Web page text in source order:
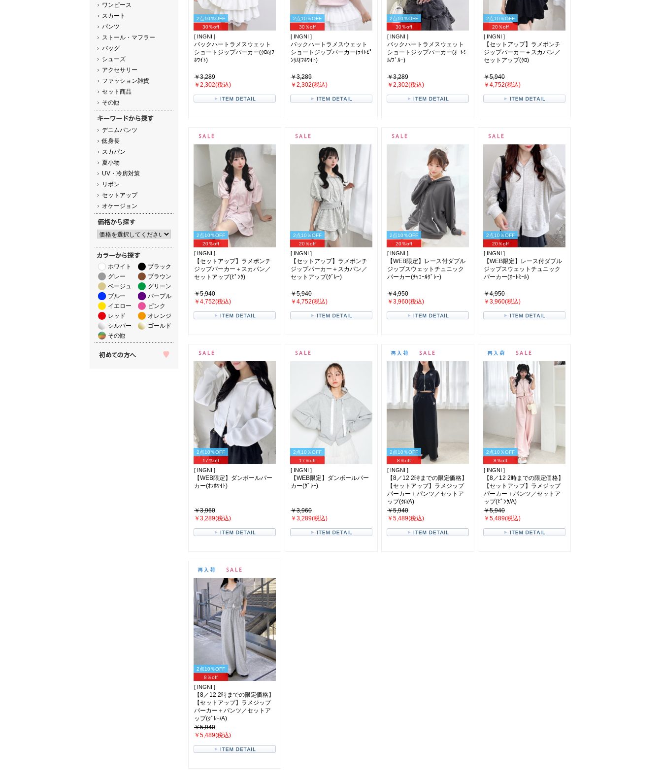
ワンピース
スカート
パンツ
ストール・マフラー
バッグ
シューズ
アクセサリー
ファッション雑貨
セット商品
その他
デニムパンツ
低身長
スカパン
夏小物
UV・冷房対策
リボン
セットアップ
オケージョン
ホワイト
ブラック
グレー
ブラウン
ベージュ
グリーン
ブルー
パープル
イエロー
ピンク
レッド
オレンジ
シルバー
ゴールド
その他
2点10％OFF
30％off
[ INGNI ]
バックハートラメスウェット
ショートジップパーカー(ｸﾛ/ｵﾌ
ﾎﾜｲﾄ)
￥3,289
￥2,302(税込)
2点10％OFF
30％off
[ INGNI ]
バックハートラメスウェット
ショートジップパーカー(ﾗｲﾄﾋﾟ
ﾝｸ/ｵﾌﾎﾜｲﾄ)
￥3,289
￥2,302(税込)
2点10％OFF
30％off
[ INGNI ]
バックハートラメスウェット
ショートジップパーカー(ｵｰﾄﾐｰ
ﾙ/ﾌﾞﾙｰ)
￥3,289
￥2,302(税込)
2点10％OFF
20％off
[ INGNI ]
【セットアップ】ラメポンチ
ジップパーカー＋スカパン／
セットアップ(ｸﾛ)
￥5,940
￥4,752(税込)
2点10％OFF
20％off
[ INGNI ]
【セットアップ】ラメポンチ
ジップパーカー＋スカパン／
セットアップ(ﾋﾟﾝｸ)
￥5,940
￥4,752(税込)
2点10％OFF
20％off
[ INGNI ]
【セットアップ】ラメポンチ
ジップパーカー＋スカパン／
セットアップ(ｸﾞﾚｰ)
￥5,940
￥4,752(税込)
2点10％OFF
20％off
[ INGNI ]
【WEB限定】レース付ダブル
ジップスウェットチュニック
パーカー(ﾁｬｺｰﾙｸﾞﾚｰ)
￥4,950
￥3,960(税込)
2点10％OFF
20％off
[ INGNI ]
【WEB限定】レース付ダブル
ジップスウェットチュニック
パーカー(ｵｰﾄﾐｰﾙ)
￥4,950
￥3,960(税込)
2点10％OFF
17％off
[ INGNI ]
【WEB限定】ダンボールパー
カー(ｵﾌﾎﾜｲﾄ)
￥3,960
￥3,289(税込)
2点10％OFF
17％off
[ INGNI ]
【WEB限定】ダンボールパー
カー(ｸﾞﾚｰ)
￥3,960
￥3,289(税込)
2点10％OFF
8％off
[ INGNI ]
【8／12 2時までの限定価格】
【セットアップ】ラメジップ
パーカー＋パンツ／セットア
ップ(ｸﾛ/A)
￥5,940
￥5,489(税込)
2点10％OFF
8％off
[ INGNI ]
【8／12 2時までの限定価格】
【セットアップ】ラメジップ
パーカー＋パンツ／セットア
ップ(ﾋﾟﾝｸ/A)
￥5,940
￥5,489(税込)
2点10％OFF
8％off
[ INGNI ]
【8／12 2時までの限定価格】
【セットアップ】ラメジップ
パーカー＋パンツ／セットア
ップ(ｸﾞﾚｰ/A)
￥5,940
￥5,489(税込)